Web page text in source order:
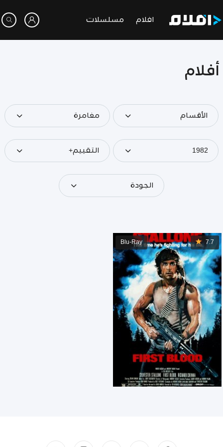
افلام مسلسلات
أفلام
الأقسام مغامرة
1982 التقييم+
الجودة
7.7
Blu-Ray